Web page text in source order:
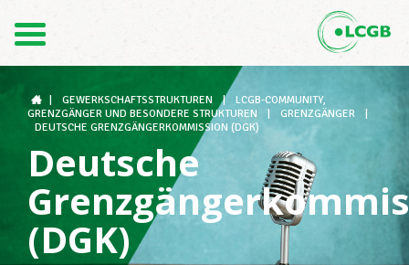
FR
Der LCGB
Gewerkschaftsstrukturen
GEWERKSCHAFTSSTRUKTUREN |
LCGB-COMMUNITY,
GRENZGÄNGER UND BESONDERE STRUKTUREN
GRENZGÄNGER
DEUTSCHE GRENZGÄNGERKOMMISSION (DGK)
Deutsche
(DGK)